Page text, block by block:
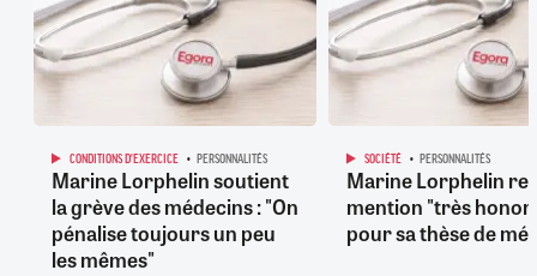
CONDITIONS D'EXERCICE PERSONNALITÉS
Marine Lorphelin soutient
la grève des médecins : "On
pénalise toujours un peu
les mêmes"
SOCIÉTÉ PERSONNALITÉS
Marine Lorphelin
mention "très
pour sa thèse de